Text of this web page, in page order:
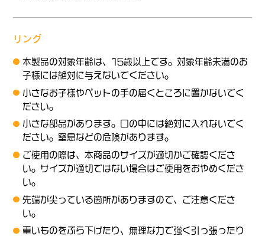
リング
本製品の対象年齢は、15歳以上です。対象年齢未満のお
子様には絶対に与えないでください。
小さなお子様やペットの手の届くところに置かないでく
ださい。
小さな部品があります。口の中には絶対に入れないでく
ださい。窒息などの危険があります。
ご使用の際は、本商品のサイズが適切かご確認くださ
い。サイズが適切ではない場合はご使用をおやめくださ
い。
先端が尖っている箇所がありますので、ご注意くださ
い。
重いものをぶら下げたり、無理な力で強く引っ張ったり